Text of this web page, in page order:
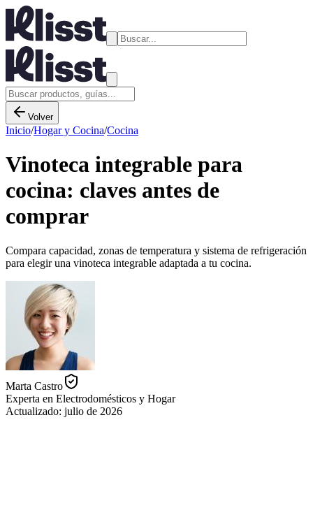
Volver
Inicio/Hogar y Cocina/Cocina
Vinoteca integrable para
cocina: claves antes de
comprar
Compara capacidad, zonas de temperatura y sistema de refrigeración
para elegir una vinoteca integrable adaptada a tu cocina.
Marta Castro
Experta en Electrodomésticos y Hogar
Actualizado: julio de 2026